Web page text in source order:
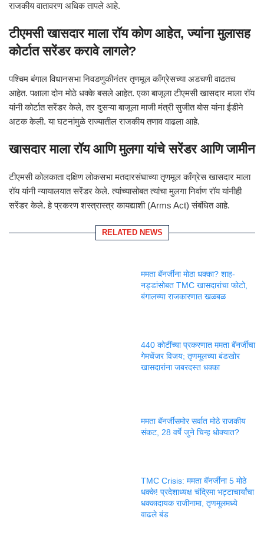
राजकीय वातावरण अधिक तापले आहे.
टीएमसी खासदार माला रॉय कोण आहेत, ज्यांना मुलासह
कोर्टात सरेंडर करावे लागले?
पश्चिम बंगाल विधानसभा निवडणुकीनंतर तृणमूल काँग्रेसच्या अडचणी वाढतच
आहेत. पक्षाला दोन मोठे धक्के बसले आहेत. एका बाजूला टीएमसी खासदार माला रॉय
यांनी कोर्टात सरेंडर केले, तर दुसऱ्या बाजूला माजी मंत्री सुजीत बोस यांना ईडीने
अटक केली. या घटनांमुळे राज्यातील राजकीय तणाव वाढला आहे.
खासदार माला रॉय आणि मुलगा यांचे सरेंडर आणि जामीन
टीएमसी कोलकाता दक्षिण लोकसभा मतदारसंघाच्या तृणमूल काँग्रेस खासदार माला
रॉय यांनी न्यायालयात सरेंडर केले. त्यांच्यासोबत त्यांचा मुलगा निर्वाण रॉय यांनीही
सरेंडर केले. हे प्रकरण शस्त्रास्त्र कायद्याशी (Arms Act) संबंधित आहे.
RELATED NEWS
ममता बॅनर्जींना मोठा धक्का? शाह-
नड्डांसोबत TMC खासदारांचा फोटो,
बंगालच्या राजकारणात खळबळ
440 कोटींच्या प्रकरणात ममता बॅनर्जींचा
गेमचेंजर विजय; तृणमूलच्या बंडखोर
खासदारांना जबरदस्त धक्का
ममता बॅनर्जींसमोर सर्वात मोठे राजकीय
संकट, 28 वर्षे जुने चिन्ह धोक्यात?
TMC Crisis: ममता बॅनर्जींना 5 मोठे
धक्के! प्रदेशाध्यक्ष चंद्रिमा भट्टाचार्यांचा
धक्कादायक राजीनामा, तृणमूलमध्ये
वाढले बंड